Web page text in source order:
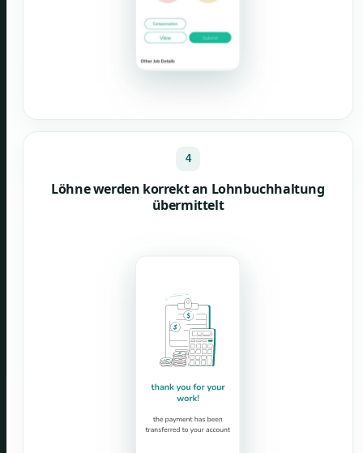
4
Löhne werden korrekt an Lohnbuchhaltung
übermittelt